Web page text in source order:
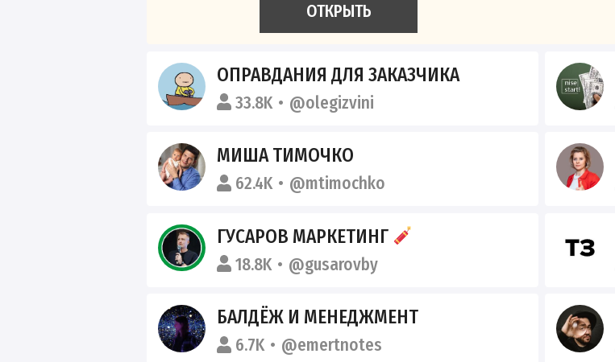
ОТКРЫТЬ
ОПРАВДАНИЯ ДЛЯ ЗАКАЗЧИКА
33.8K @olegizvini
МИША ТИМОЧКО
62.4K @mtimochko
ГУСАРОВ МАРКЕТИНГ
18.8K @gusarovby
БАЛДЁЖ И МЕНЕДЖМЕНТ
6.7K @emertnotes